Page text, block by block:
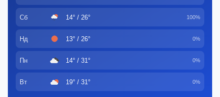
Сб 14° / 26° 100%
Нд 13° / 26° 0%
Пн 14° / 31° 0%
Вт 19° / 31° 0%